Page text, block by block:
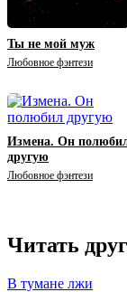
Ты не мой муж
Любовное фэнтези
Измена. Он
другую
Любовное фэнтези
Читать
В тумане лжи